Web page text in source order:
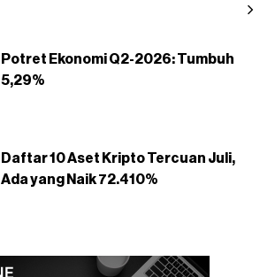
Potret Ekonomi Q2-2026: Tumbuh
5,29%
Daftar 10 Aset Kripto Tercuan Juli,
Ada yang Naik 72.410%